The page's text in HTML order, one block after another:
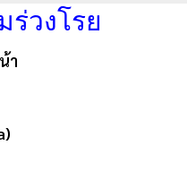
วงโรย